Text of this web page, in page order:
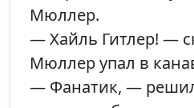
Мюллер.
— Хайль Гитлер! —
Мюллер упал в
— Фанатик, —